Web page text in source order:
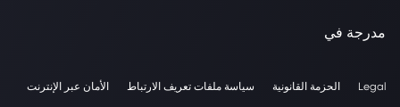
مدرجة في
Legal الحزمة القانونية سياسة ملفات تعريف الارتباط الأمان عبر الإنترنت